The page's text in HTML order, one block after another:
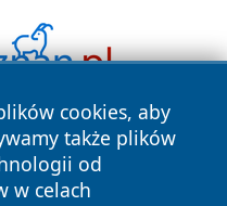
cookies, aby
także plików
od
w celach